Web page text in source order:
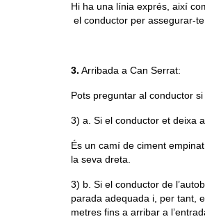
Hi ha una línia exprés, així
el conductor per assegurar-
3. Arribada a Can Serrat:
Pots preguntar al conductor
3) a. Si el conductor et deixa
És un camí de ciment
la seva dreta.
3) b. Si el conductor de
parada adequada i, per tant,
metres fins a arribar a